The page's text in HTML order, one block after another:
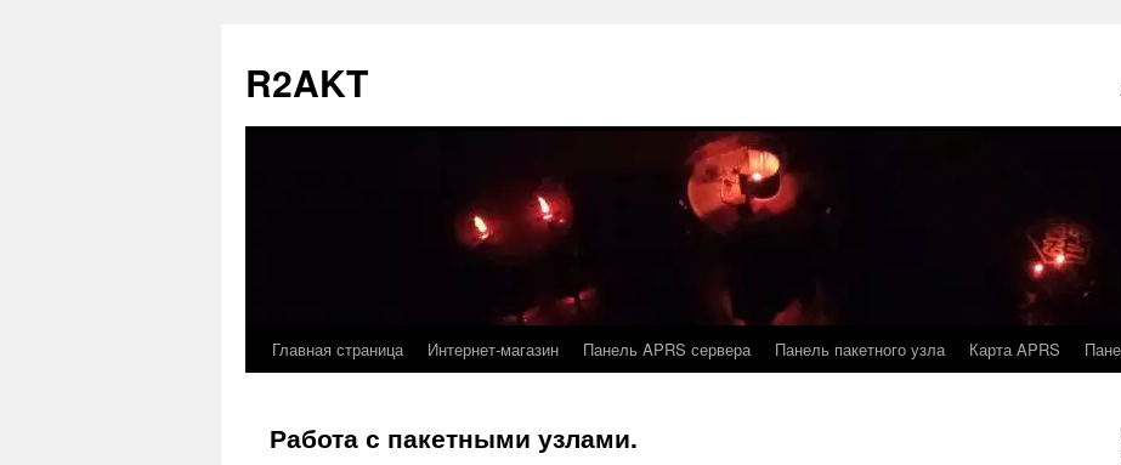
содержимому
R2AKT
Главная страница Интернет-магазин Панель APRS сервера Панель пакетного узла Карта APRS
Работа с пакетными узлами.